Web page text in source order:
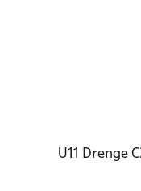
U11 Drenge